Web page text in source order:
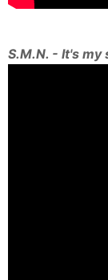
S.M.N. - It's